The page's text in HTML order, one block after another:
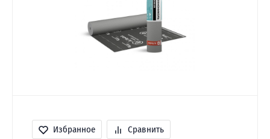
Избранное Сравнить